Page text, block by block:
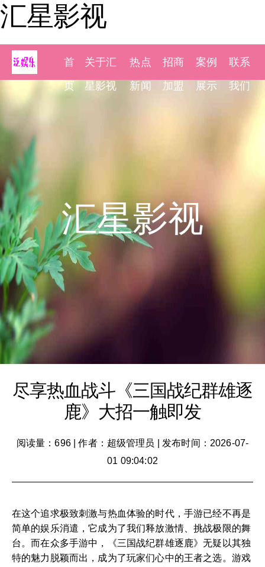
汇星影视
首
页
关于汇
星影视
热点
新闻
招商
加盟
案例
展示
联系
我们
汇星影视
尽享热血战斗《三国战纪群雄逐
鹿》大招一触即发
阅读量：696|作者：超级管理员
发布时间：2026-07-
01 09:04:02
在这个追求极致刺激与热血体验的时代，手游已经不再是
简单的娱乐消遣，它成为了我们释放激情、挑战极限的舞
台。而在众多手游中，《三国战纪群雄逐鹿》无疑以其独
特的魅力脱颖而出，成为了玩家们心中的王者之选。游戏